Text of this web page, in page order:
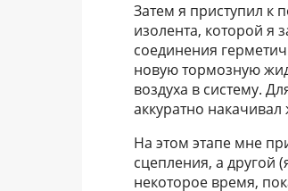
Затем я приступил к
изолента, которой я
соединения
новую тормозную
воздуха в систему.
аккуратно
На этом этапе мне
сцепления, а другой
некоторое время,